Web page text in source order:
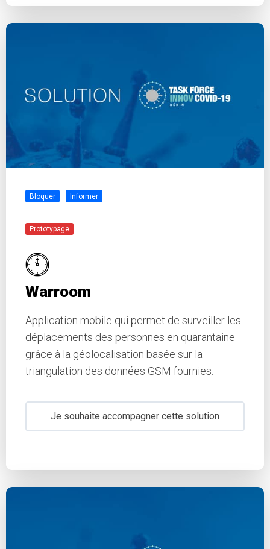
Bloquer Informer
Prototypage
Warroom
Application mobile qui permet de surveiller les
déplacements des personnes en quarantaine
grâce à la géolocalisation basée sur la
triangulation des données GSM fournies.
Je souhaite accompagner cette solution